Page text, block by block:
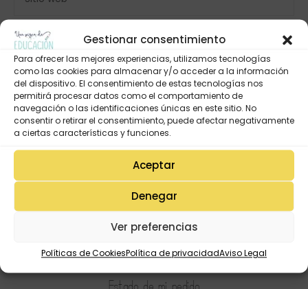
Gestionar consentimiento
Para ofrecer las mejores experiencias, utilizamos tecnologías
como las cookies para almacenar y/o acceder a la información
del dispositivo. El consentimiento de estas tecnologías nos
permitirá procesar datos como el comportamiento de
navegación o las identificaciones únicas en este sitio. No
consentir o retirar el consentimiento, puede afectar negativamente
a ciertas características y funciones.
Aceptar
Denegar
Ver preferencias
Políticas de CookiesPolítica de privacidadAviso Legal
Mi Cuenta
Lista de deseos
Descargas